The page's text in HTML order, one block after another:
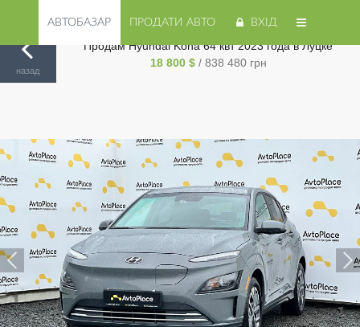
АВТОБАЗАР ПРОДАТИ АВТО ВХІД
Луцк /Hyundai/ Kona/
назад
Продам Hyundai Kona 64 квт 2023 года в Луцке
18 800 $ / 838 480 грн